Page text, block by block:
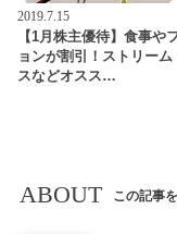
2019.7.15
【1月株主優待】食事や
ョンが割引！ストリーム
スなどオスス…
ABOUT この記事